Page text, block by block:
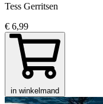
Tess Gerritsen
€ 6,99
in winkelmand